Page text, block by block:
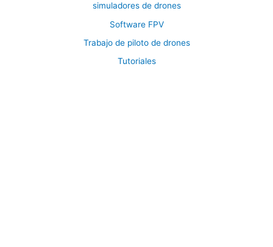
simuladores de drones
Software FPV
Trabajo de piloto de drones
Tutoriales